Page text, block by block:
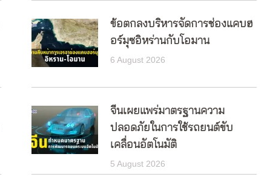
ข้อตกลงบริหารจัดการช่องแคบฮ
อร์มุซอิหร่านกับโอมาน
6 August 2026
จีนเผยแพร่มาตรฐานความ
ปลอดภัยในการใช้รถยนต์ขับ
เคลื่อนอัตโนมัติ
5 August 2026